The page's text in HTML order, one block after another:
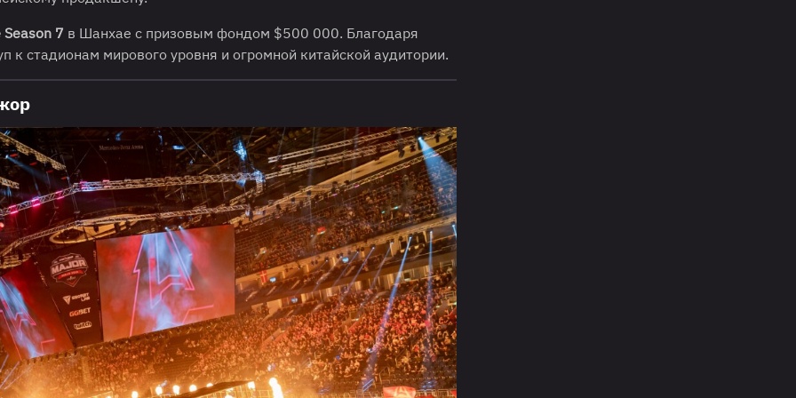
7 в Шанхае с призовым фондом $500 000. Благодаря
к стадионам мирового уровня и огромной китайской аудитории.